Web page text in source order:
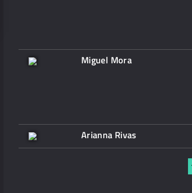
Miguel Mora
Arianna Rivas